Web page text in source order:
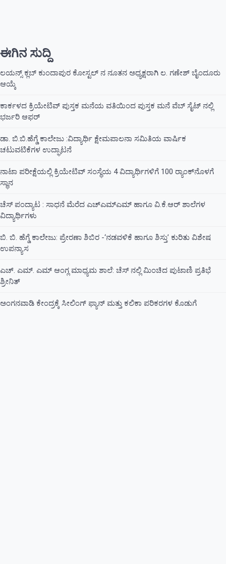
ಈಗಿನ ಸುದ್ದಿ
ಲಯನ್ಸ್ ಕ್ಲಬ್ ಕುಂದಾಪುರ ಕೋಸ್ಟಲ್ ನ ನೂತನ ಅಧ್ಯಕ್ಷರಾಗಿ ಲ. ಗಣೇಶ್ ಬೈಂದೂರು
ಆಯ್ಕೆ
ಕಾರ್ಕಳದ ಕ್ರಿಯೇಟಿವ್ ಪುಸ್ತಕ ಮನೆಯ ವತಿಯಿಂದ ಪುಸ್ತಕ ಮನೆ ವೆಬ್ ಸೈಟ್ ನಲ್ಲಿ
ಭರ್ಜರಿ ಆಫರ್
ಡಾ. ಬಿ.ಬಿ.ಹೆಗ್ಡೆ ಕಾಲೇಜು :ವಿದ್ಯಾರ್ಥಿ ಕ್ಷೇಮಪಾಲನಾ ಸಮಿತಿಯ ವಾರ್ಷಿಕ
ಚಟುವಟಿಕೆಗಳ ಉದ್ಘಾಟನೆ
ನಾಟಾ ಪರೀಕ್ಷೆಯಲ್ಲಿ ಕ್ರಿಯೇಟಿವ್ ಸಂಸ್ಥೆಯ 4 ವಿದ್ಯಾರ್ಥಿಗಳಿಗೆ 100 ರ‍್ಯಾಂಕ್‌ನೊಳಗೆ
ಸ್ಥಾನ
ಚೆಸ್ ಪಂದ್ಯಾಟ : ಸಾಧನೆ ಮೆರೆದ ಎಚ್ಎಮ್ಎಮ್ ಹಾಗೂ ವಿ.ಕೆ.ಆರ್ ಶಾಲೆಗಳ
ವಿದ್ಯಾರ್ಥಿಗಳು
ಬಿ. ಬಿ. ಹೆಗ್ಡೆ ಕಾಲೇಜು: ಪ್ರೇರಣಾ ಶಿಬಿರ -‘ನಡವಳಿಕೆ ಹಾಗೂ ಶಿಸ್ತು’ ಕುರಿತು ವಿಶೇಷ
ಉಪನ್ಯಾಸ
ಎಚ್. ಎಮ್. ಎಮ್ ಆಂಗ್ಲ ಮಾಧ್ಯಮ ಶಾಲೆ: ಚೆಸ್ ನಲ್ಲಿ ಮಿಂಚಿದ ಪುಟಾಣಿ ಪ್ರತಿಭೆ
ಶ್ರೀನಿತ್
ಅಂಗನವಾಡಿ ಕೇಂದ್ರಕ್ಕೆ ಸೀಲಿಂಗ್ ಫ್ಯಾನ್ ಮತ್ತು ಕಲಿಕಾ ಪರಿಕರಗಳ ಕೊಡುಗೆ